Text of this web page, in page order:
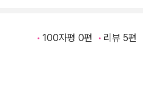
100자평 0편 리뷰 5편